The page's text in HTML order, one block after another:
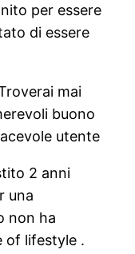
per essere
di essere
mai
buono
utente
2 anni
una
non ha
of lifestyle .